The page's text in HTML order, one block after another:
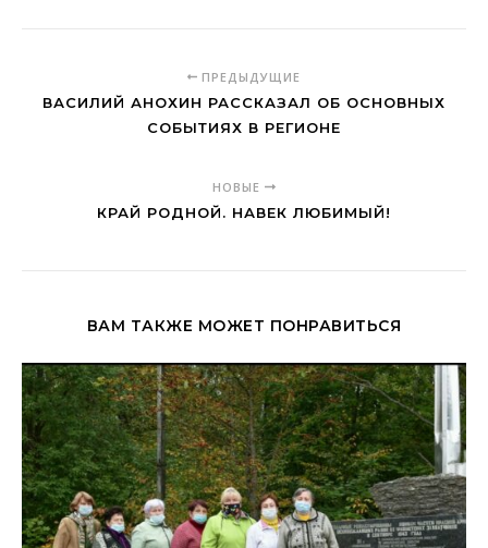
ПРЕДЫДУЩИЕ
ВАСИЛИЙ АНОХИН РАССКАЗАЛ ОБ ОСНОВНЫХ
СОБЫТИЯХ В РЕГИОНЕ
НОВЫЕ
КРАЙ РОДНОЙ. НАВЕК ЛЮБИМЫЙ!
ВАМ ТАКЖЕ МОЖЕТ ПОНРАВИТЬСЯ